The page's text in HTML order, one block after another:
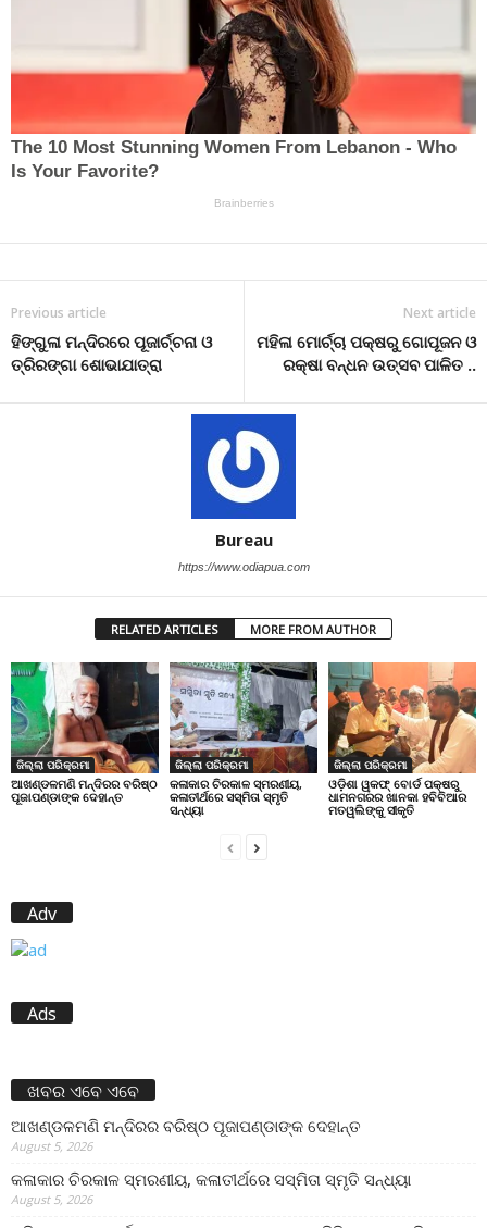
Previous article
ହିଙ୍ଗୁଳା ମନ୍ଦିରରେ ପୂଜାର୍ଚ୍ଚନା ଓ
ତ୍ରିରଙ୍ଗା ଶୋଭାଯାତ୍ରା
Next article
ମହିଳା ମୋର୍ଚ୍ଚା ପକ୍ଷରୁ ଗୋପୂଜନ ଓ
ରକ୍ଷା ବନ୍ଧନ ଉତ୍ସବ ପାଳିତ ..
Bureau
https://www.odiapua.com
RELATED ARTICLES MORE FROM AUTHOR
ଜିଲ୍ଲା ପରିକ୍ରମା
ଆଖଣ୍ଡଳମଣି ମନ୍ଦିରର ବରିଷ୍ଠ
ପୂଜାପଣ୍ଡାଙ୍କ ଦେହାନ୍ତ
ଜିଲ୍ଲା ପରିକ୍ରମା
କଳାକାର ଚିରକାଳ ସ୍ମରଣୀୟ,
କଳାତୀର୍ଥରେ ସସ୍ମିତା ସ୍ମୃତି
ସନ୍ଧ୍ୟା
ଜିଲ୍ଲା ପରିକ୍ରମା
ଓଡ଼ିଶା ୱକଫ୍ ବୋର୍ଡ ପକ୍ଷରୁ
ଧାମନଗରର ଖାନକା ହବିବିଆର
ମତୱଲିଙ୍କୁ ସୀକୃତି
Adv
Ads
ଖବର ଏବେ ଏବେ
ଆଖଣ୍ଡଳମଣି ମନ୍ଦିରର ବରିଷ୍ଠ ପୂଜାପଣ୍ଡାଙ୍କ ଦେହାନ୍ତ
August 5, 2026
କଳାକାର ଚିରକାଳ ସ୍ମରଣୀୟ, କଳାତୀର୍ଥରେ ସସ୍ମିତା ସ୍ମୃତି ସନ୍ଧ୍ୟା
August 5, 2026